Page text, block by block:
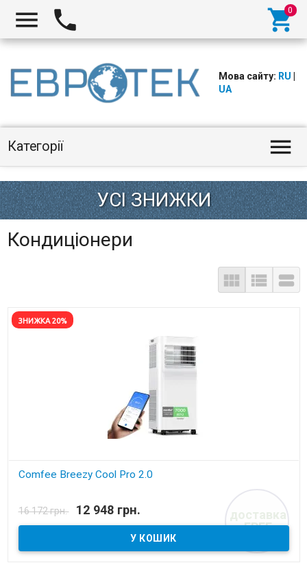
  
Мова сайту: RU
UA
Категорії 
Кондиціонери
  
Comfee Breezy Cool Pro 2.0
16 172 грн. 12 948 грн.
ЗНИЖКА 20%
доставка
FREE